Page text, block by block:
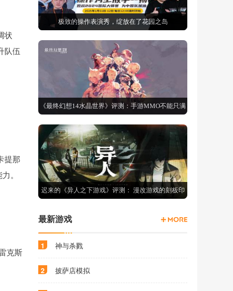
状
队伍
提那
。
克斯
极致的操作表演秀，绽放在了花园之岛
《最终幻想14水晶世界》评测：手游MMO不能只满
足于还原端游
迟来的《异人之下游戏》评测： 漫改游戏的刻板印
最新游戏
1 神与杀戮
2 披萨店模拟